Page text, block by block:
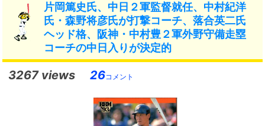
片岡篤史氏、中日２軍監督就任、中村紀洋
氏・森野将彦氏が打撃コーチ、落合英二氏
ヘッド格、阪神・中村豊２軍外野守備走塁
コーチの中日入りが決定的
3267 views 26コメント